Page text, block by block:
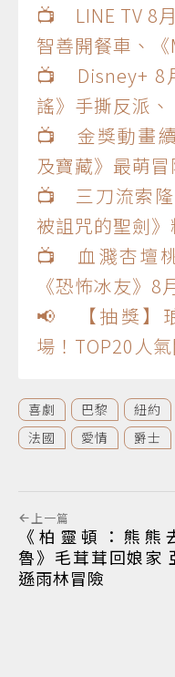
📺 LINE TV 8
智善開餐車、
📺 Disney+ 8
謠》手撕反派
📺 金獎動畫
及寶藏》最萌
📺 三刀流索隆
被詛咒的聖劍
📺 血濺杏壇
《恐怖冰友》8
📢 【抽獎】
場！TOP20人
喜劇 巴黎 紐約
法國
愛情 爵士
上一篇
《柏靈頓：熊熊
魯》毛茸茸回娘家
遜雨林冒險